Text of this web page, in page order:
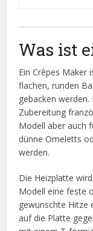
Was ist
Ein Crêpes Maker
flachen, runden
gebacken
Zubereitung
Modell aber auch
dünne Omeletts
werden.
Die Heizplatte
Modell eine feste
gewünschte Hitze
auf die Platte